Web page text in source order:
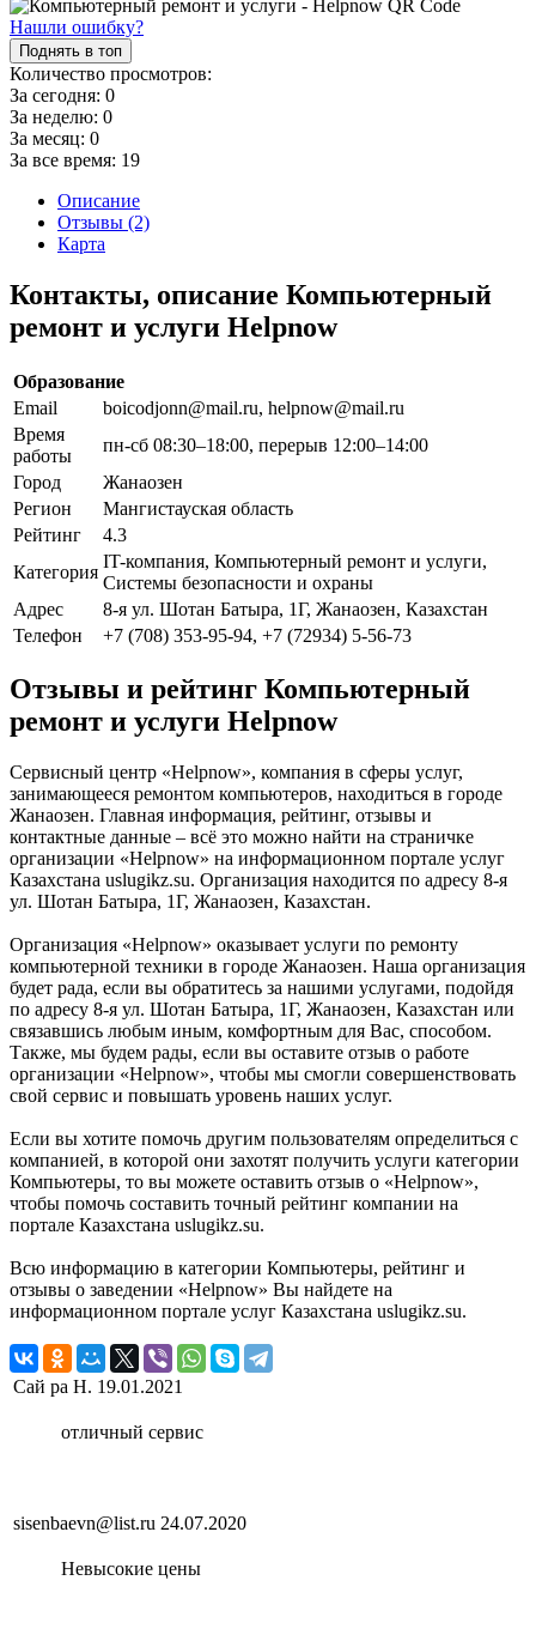
Нашли ошибку?
Поднять в топ
Количество просмотров:
За сегодня: 0
За неделю: 0
За месяц: 0
За все время: 19
Описание
Отзывы (2)
Карта
Контакты, описание Компьютерный
ремонт и услуги Helpnow
Образование
Email
boicodjonn@mail.ru, helpnow@mail.ru
Время
работы
пн-сб 08:30–18:00, перерыв 12:00–14:00
Город
Жанаозен
Регион
Мангистауская область
Рейтинг
4.3
Категория
IT-компания, Компьютерный ремонт и услуги,
Системы безопасности и охраны
Адрес
8-я ул. Шотан Батыра, 1Г, Жанаозен, Казахстан
Телефон
+7 (708) 353-95-94, +7 (72934) 5-56-73
Отзывы и рейтинг Компьютерный
ремонт и услуги Helpnow
Сервисный центр «Helpnow», компания в сферы услуг,
занимающееся ремонтом компьютеров, находиться в городе
Жанаозен. Главная информация, рейтинг, отзывы и
контактные данные – всё это можно найти на страничке
организации «Helpnow» на информационном портале услуг
Казахстана uslugikz.su. Организация находится по адресу 8-я
ул. Шотан Батыра, 1Г, Жанаозен, Казахстан.
Организация «Helpnow» оказывает услуги по ремонту
компьютерной техники в городе Жанаозен. Наша организация
будет рада, если вы обратитесь за нашими услугами, подойдя
по адресу 8-я ул. Шотан Батыра, 1Г, Жанаозен, Казахстан или
связавшись любым иным, комфортным для Вас, способом.
Также, мы будем рады, если вы оставите отзыв о работе
организации «Helpnow», чтобы мы смогли совершенствовать
свой сервис и повышать уровень наших услуг.
Если вы хотите помочь другим пользователям определиться с
компанией, в которой они захотят получить услуги категории
Компьютеры, то вы можете оставить отзыв о «Helpnow»,
чтобы помочь составить точный рейтинг компании на
портале Казахстана uslugikz.su.
Всю информацию в категории Компьютеры, рейтинг и
отзывы о заведении «Helpnow» Вы найдете на
информационном портале услуг Казахстана uslugikz.su.
Сай ра Н. 19.01.2021
отличный сервис
sisenbaevn@list.ru 24.07.2020
Невысокие цены